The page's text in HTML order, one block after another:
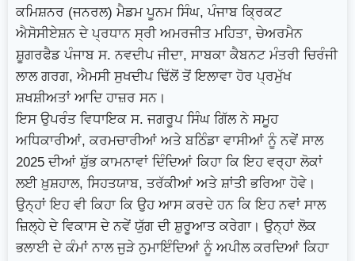
ਕਮਿਸ਼ਨਰ (ਜਨਰਲ) ਮੈਡਮ ਪੂਨਮ ਸਿੰਘ, ਪੰਜਾਬ ਕ੍ਰਿਕਟ
ਐਸੋਸੀਏਸ਼ਨ ਦੇ ਪ੍ਰਧਾਨ ਸ੍ਰੀ ਅਮਰਜੀਤ ਮਹਿਤਾ, ਚੇਅਰਮੈਨ
ਸ਼ੂਗਰਫੈਡ ਪੰਜਾਬ ਸ. ਨਵਦੀਪ ਜੀਦਾ, ਸਾਬਕਾ ਕੈਬਨਟ ਮੰਤਰੀ ਚਿਰੰਜੀ
ਲਾਲ ਗਰਗ, ਐਮਸੀ ਸੁਖਦੀਪ ਢਿੱਲੋਂ ਤੋਂ ਇਲਾਵਾ ਹੋਰ ਪ੍ਰਮੁੱਖ
ਸ਼ਖਸ਼ੀਅਤਾਂ ਆਦਿ ਹਾਜ਼ਰ ਸਨ।
ਇਸ ਉਪਰੰਤ ਵਿਧਾਇਕ ਸ. ਜਗਰੂਪ ਸਿੰਘ ਗਿੱਲ ਨੇ ਸਮੂਹ
ਅਧਿਕਾਰੀਆਂ, ਕਰਮਚਾਰੀਆਂ ਅਤੇ ਬਠਿੰਡਾ ਵਾਸੀਆਂ ਨੂੰ ਨਵੇਂ ਸਾਲ
2025 ਦੀਆਂ ਸ਼ੁੱਭ ਕਾਮਨਾਵਾਂ ਦਿੰਦਿਆਂ ਕਿਹਾ ਕਿ ਇਹ ਵਰ੍ਹਾ ਲੋਕਾਂ
ਲਈ ਖ਼ੁਸ਼ਹਾਲ, ਸਿਹਤਯਾਬ, ਤਰੱਕੀਆਂ ਅਤੇ ਸ਼ਾਂਤੀ ਭਰਿਆ ਹੋਵੇ।
ਉਨ੍ਹਾਂ ਇਹ ਵੀ ਕਿਹਾ ਕਿ ਉਹ ਆਸ ਕਰਦੇ ਹਨ ਕਿ ਇਹ ਨਵਾਂ ਸਾਲ
ਜ਼ਿਲ੍ਹੇ ਦੇ ਵਿਕਾਸ ਦੇ ਨਵੇਂ ਯੁੱਗ ਦੀ ਸ਼ੁਰੂਆਤ ਕਰੇਗਾ। ਉਨ੍ਹਾਂ ਲੋਕ
ਭਲਾਈ ਦੇ ਕੰਮਾਂ ਨਾਲ ਜੁੜੇ ਨੁਮਾਇੰਦਿਆਂ ਨੂੰ ਅਪੀਲ ਕਰਦਿਆਂ ਕਿਹਾ